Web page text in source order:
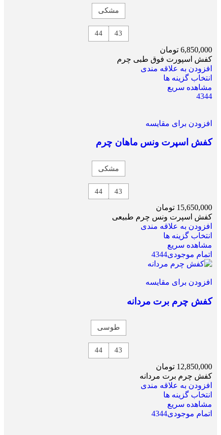
مشکی
43
44
6,850,000 تومان
کفش اسپورت فوق طبی چرم
افزودن به علاقه مندی
انتخاب گزینه ها
مشاهده سریع
4344
افزودن برای مقایسه
کفش اسپرت ونس ماهان چرم
مشکی
43
44
15,650,000 تومان
کفش اسپرت ونس چرم طبیعی
افزودن به علاقه مندی
انتخاب گزینه ها
مشاهده سریع
اتمام موجودی
4344
افزودن برای مقایسه
کفش چرم برت مردانه
طوسی
43
44
12,850,000 تومان
کفش چرم برت مردانه
افزودن به علاقه مندی
انتخاب گزینه ها
مشاهده سریع
اتمام موجودی
4344